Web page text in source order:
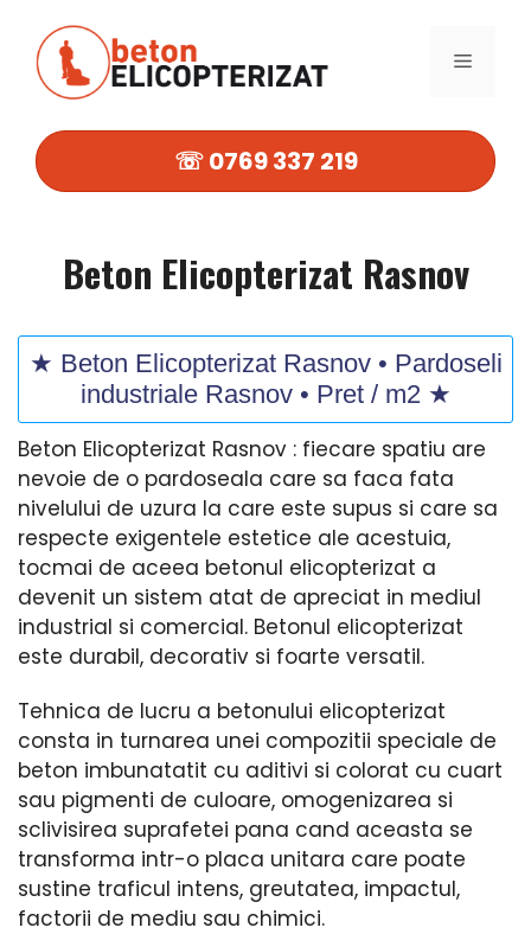
conținut
MENIU
☏ 0769 337 219
Beton Elicopterizat Rasnov
★ Beton Elicopterizat Rasnov • Pardoseli
industriale Rasnov • Pret / m2 ★
Beton Elicopterizat Rasnov : fiecare spatiu are
nevoie de o pardoseala care sa faca fata
nivelului de uzura la care este supus si care sa
respecte exigentele estetice ale acestuia,
tocmai de aceea betonul elicopterizat a
devenit un sistem atat de apreciat in mediul
industrial si comercial. Betonul elicopterizat
este durabil, decorativ si foarte versatil.
Tehnica de lucru a betonului elicopterizat
consta in turnarea unei compozitii speciale de
beton imbunatatit cu aditivi si colorat cu cuart
sau pigmenti de culoare, omogenizarea si
sclivisirea suprafetei pana cand aceasta se
transforma intr-o placa unitara care poate
sustine traficul intens, greutatea, impactul,
factorii de mediu sau chimici.